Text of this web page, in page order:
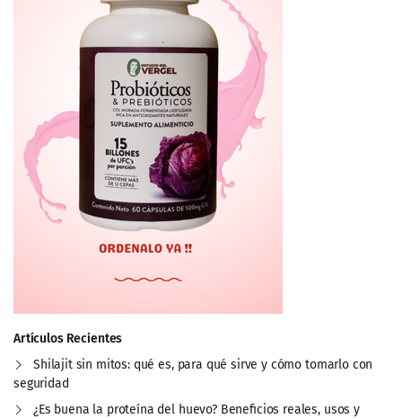
Artículos Recientes
Shilajit sin mitos: qué es, para qué sirve y cómo tomarlo con
seguridad
¿Es buena la proteína del huevo? Beneficios reales, usos y